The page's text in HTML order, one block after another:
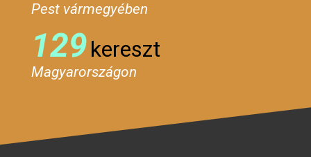
Pest vármegyében
129kereszt
Magyarországon